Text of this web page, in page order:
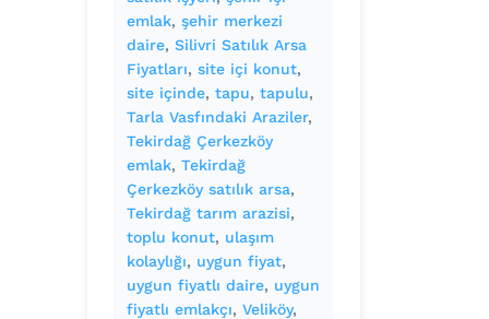
emlak, şehir merkezi
daire, Silivri Satılık Arsa
Fiyatları, site içi konut
site içinde, tapu, tapulu
Tarla Vasfındaki Araziler
Tekirdağ Çerkezköy
emlak, Tekirdağ
Çerkezköy satılık arsa
Tekirdağ tarım arazisi
toplu konut, ulaşım
kolaylığı, uygun fiyat
uygun fiyatlı daire, uygun
fiyatlı emlakçı, Veliköy